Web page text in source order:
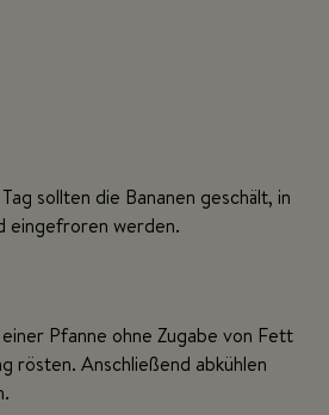
sollten die Bananen geschält, in
eingefroren werden.
Pfanne ohne Zugabe von Fett
rösten. Anschließend abkühlen